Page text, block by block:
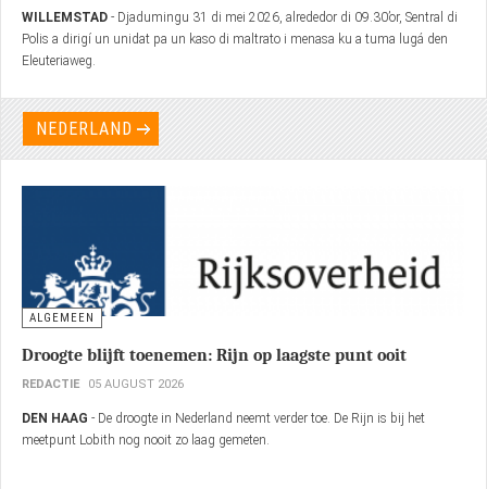
Detenshon relashoná ku violensia relashonal
REDACTIE 02 JUNE 2026
NEDERLAND